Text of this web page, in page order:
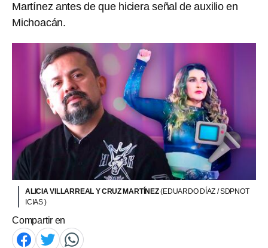
Martínez antes de que hiciera señal de auxilio en
Michoacán.
ALICIA VILLARREAL Y CRUZ MARTÍNEZ(EDUARDO DÍAZ / SDPNOT
ICIAS )
Compartir en